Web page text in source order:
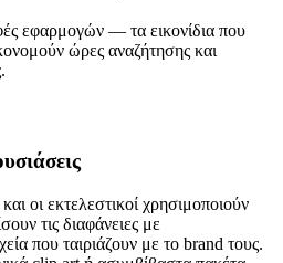
εφαρμογών — τα εικονίδια που
ώρες αναζήτησης και
οι εκτελεστικοί χρησιμοποιούν
τις διαφάνειες με
που ταιριάζουν με το brand τους.